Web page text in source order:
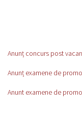
Anunț concurs post
Anunț examene de
Anunt examene de